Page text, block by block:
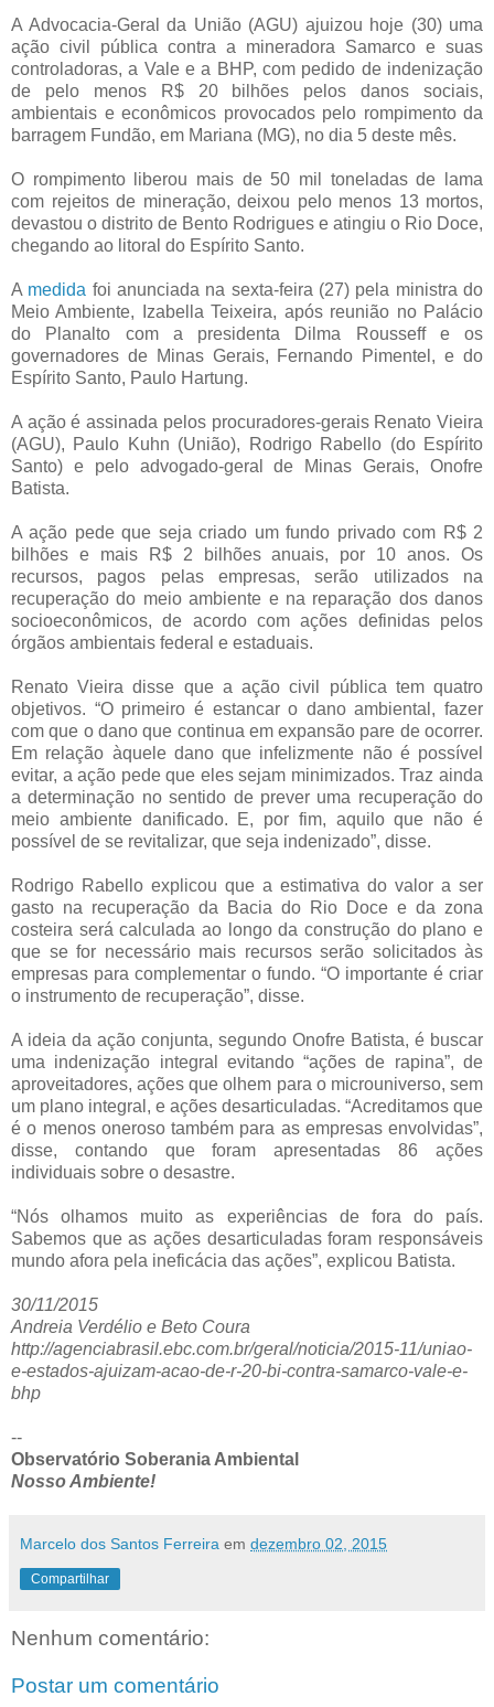
A Advocacia-Geral da União (AGU) ajuizou hoje (30) uma
ação civil pública contra a mineradora Samarco e suas
controladoras, a Vale e a BHP, com pedido de indenização
de pelo menos R$ 20 bilhões pelos danos sociais,
ambientais e econômicos provocados pelo rompimento da
barragem Fundão, em Mariana (MG), no dia 5 deste mês.
O rompimento liberou mais de 50 mil toneladas de lama
com rejeitos de mineração, deixou pelo menos 13 mortos,
devastou o distrito de Bento Rodrigues e atingiu o Rio Doce,
chegando ao litoral do Espírito Santo.
A medida foi anunciada na sexta-feira (27) pela ministra do
Meio Ambiente, Izabella Teixeira, após reunião no Palácio
do Planalto com a presidenta Dilma Rousseff e os
governadores de Minas Gerais, Fernando Pimentel, e do
Espírito Santo, Paulo Hartung.
A ação é assinada pelos procuradores-gerais Renato Vieira
(AGU), Paulo Kuhn (União), Rodrigo Rabello (do Espírito
Santo) e pelo advogado-geral de Minas Gerais, Onofre
Batista.
A ação pede que seja criado um fundo privado com R$ 2
bilhões e mais R$ 2 bilhões anuais, por 10 anos. Os
recursos, pagos pelas empresas, serão utilizados na
recuperação do meio ambiente e na reparação dos danos
socioeconômicos, de acordo com ações definidas pelos
órgãos ambientais federal e estaduais.
Renato Vieira disse que a ação civil pública tem quatro
objetivos. “O primeiro é estancar o dano ambiental, fazer
com que o dano que continua em expansão pare de ocorrer.
Em relação àquele dano que infelizmente não é possível
evitar, a ação pede que eles sejam minimizados. Traz ainda
a determinação no sentido de prever uma recuperação do
meio ambiente danificado. E, por fim, aquilo que não é
possível de se revitalizar, que seja indenizado”, disse.
Rodrigo Rabello explicou que a estimativa do valor a ser
gasto na recuperação da Bacia do Rio Doce e da zona
costeira será calculada ao longo da construção do plano e
que se for necessário mais recursos serão solicitados às
empresas para complementar o fundo. “O importante é criar
o instrumento de recuperação”, disse.
A ideia da ação conjunta, segundo Onofre Batista, é buscar
uma indenização integral evitando “ações de rapina”, de
aproveitadores, ações que olhem para o microuniverso, sem
um plano integral, e ações desarticuladas. “Acreditamos que
é o menos oneroso também para as empresas envolvidas”,
disse, contando que foram apresentadas 86 ações
individuais sobre o desastre.
“Nós olhamos muito as experiências de fora do país.
Sabemos que as ações desarticuladas foram responsáveis
mundo afora pela ineficácia das ações”, explicou Batista.
30/11/2015
Andreia Verdélio e Beto Coura
http://agenciabrasil.ebc.com.br/geral/noticia/2015-11/uniao-
e-estados-ajuizam-acao-de-r-20-bi-contra-samarco-vale-e-
bhp
--
Observatório Soberania Ambiental
Nosso Ambiente!
Marcelo dos Santos Ferreira em dezembro 02, 2015
Compartilhar
Nenhum comentário:
Postar um comentário